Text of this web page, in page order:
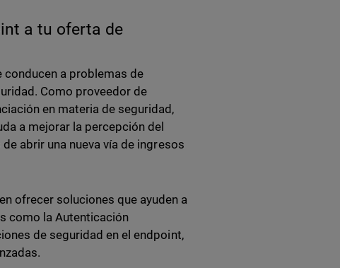
a tu oferta de
a problemas de
Como proveedor de
en materia de seguridad,
a mejorar la percepción del
abrir una nueva vía de ingresos
ofrecer soluciones que ayuden a
como la Autenticación
de seguridad en el endpoint,